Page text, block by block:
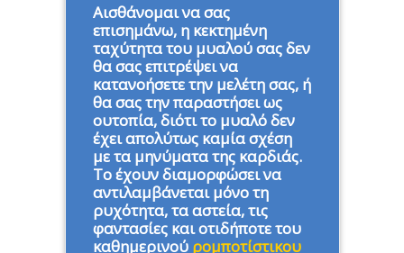
Αισθάνομαι να σας
επισημάνω, η κεκτημένη
ταχύτητα του μυαλού σας δεν
θα σας επιτρέψει να
κατανοήσετε την μελέτη σας, ή
θα σας την παραστήσει ως
ουτοπία, διότι το μυαλό δεν
έχει απολύτως καμία σχέση
με τα μηνύματα της καρδιάς.
Το έχουν διαμορφώσει να
αντιλαμβάνεται μόνο τη
ρυχότητα, τα αστεία, τις
φαντασίες και οτιδήποτε του
καθημερινού ρομποτίστικου